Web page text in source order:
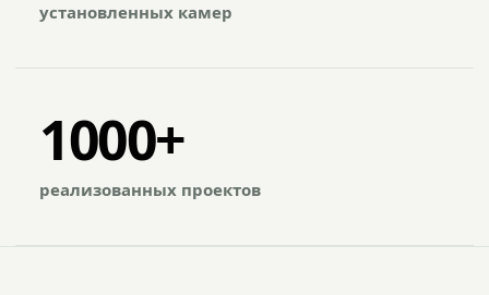
установленных камер
1000+
реализованных проектов